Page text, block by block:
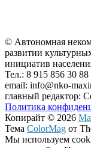
© Автономная
развитии
инициатив
Тел.: 8 915 856 30 88
email: info@nko-
главный редактор:
Политика
Копирайт © 2026
Тема ColorMag от
Мы используем